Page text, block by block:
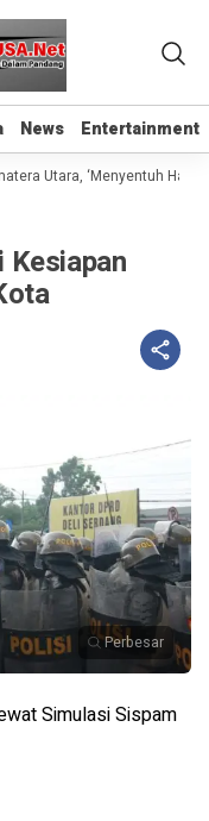
News Entertainment
News Entertainment
Utara, ‘Menyentuh Hati
Kesiapan
Perbesar
Simulasi Sispam